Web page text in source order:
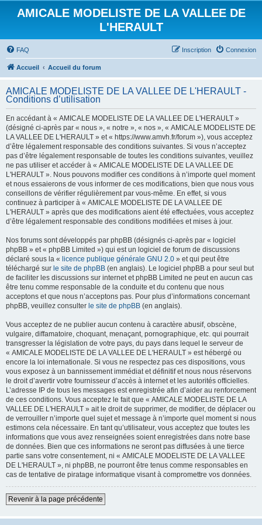
AMICALE MODELISTE DE LA VALLEE DE
L'HERAULT
FAQ Connexion
Inscription
Accueil Accueil du forum
AMICALE MODELISTE DE LA VALLEE DE L'HERAULT -
Conditions d’utilisation
En accédant à « AMICALE MODELISTE DE LA VALLEE DE L'HERAULT »
(désigné ci-après par « nous », « notre », « nos », « AMICALE MODELISTE DE
LA VALLEE DE L'HERAULT » et « https://www.amvh.fr/forum »), vous acceptez
d’être légalement responsable des conditions suivantes. Si vous n’acceptez
pas d’être légalement responsable de toutes les conditions suivantes, veuillez
ne pas utiliser et accéder à « AMICALE MODELISTE DE LA VALLEE DE
L'HERAULT ». Nous pouvons modifier ces conditions à n’importe quel moment
et nous essaierons de vous informer de ces modifications, bien que nous vous
conseillons de vérifier régulièrement par vous-même. En effet, si vous
continuez à participer à « AMICALE MODELISTE DE LA VALLEE DE
L'HERAULT » après que des modifications aient été effectuées, vous acceptez
d’être légalement responsable des conditions modifiées et mises à jour.
Nos forums sont développés par phpBB (désignés ci-après par « logiciel
phpBB » et « phpBB Limited ») qui est un logiciel de forum de discussions
déclaré sous la « licence publique générale GNU 2.0 » et qui peut être
téléchargé sur le site de phpBB (en anglais). Le logiciel phpBB a pour seul but
de faciliter les discussions sur internet et phpBB Limited ne peut en aucun cas
être tenu comme responsable de la conduite et du contenu que nous
acceptons et que nous n’acceptons pas. Pour plus d’informations concernant
phpBB, veuillez consulter le site de phpBB (en anglais).
Vous acceptez de ne publier aucun contenu à caractère abusif, obscène,
vulgaire, diffamatoire, choquant, menaçant, pornographique, etc. qui pourrait
transgresser la législation de votre pays, du pays dans lequel le serveur de
« AMICALE MODELISTE DE LA VALLEE DE L'HERAULT » est hébergé ou
encore la loi internationale. Si vous ne respectez pas ces dispositions, vous
vous exposez à un bannissement immédiat et définitif et nous nous réservons
le droit d’avertir votre fournisseur d’accès à internet et les autorités officielles.
L’adresse IP de tous les messages est enregistrée afin d’aider au renforcement
de ces conditions. Vous acceptez le fait que « AMICALE MODELISTE DE LA
VALLEE DE L'HERAULT » ait le droit de supprimer, de modifier, de déplacer ou
de verrouiller n’importe quel sujet et message à n’importe quel moment si nous
estimons cela nécessaire. En tant qu’utilisateur, vous acceptez que toutes les
informations que vous avez renseignées soient enregistrées dans notre base
de données. Bien que ces informations ne seront pas diffusées à une tierce
partie sans votre consentement, ni « AMICALE MODELISTE DE LA VALLEE
DE L'HERAULT », ni phpBB, ne pourront être tenus comme responsables en
cas de tentative de piratage informatique visant à compromettre vos données.
Revenir à la page précédente